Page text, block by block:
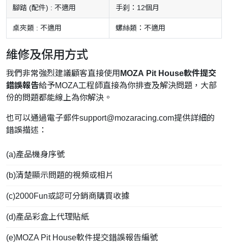
腳踏 (配件) : 不適用 手刹：12個月
桌夾類 : 不適用 螺絲類：不適用
維修及保用方式
我們非常強烈建議顧客直接使用 MOZA Pit House軟件提交
錯誤報告給予MOZA工程師直接為你排查及解決問題，大部
份的問題都能線上為你解決。
也可以通過電子郵件support@mozaracing.com提供詳細的
錯誤描述：
(a)產品機身序號
(b)清楚顯示問題的視頻或相片
(c)2000Fun或認可分銷商購買收據
(d)產品彩盒上代理貼紙
(e)MOZA Pit House軟件提交錯誤報告編號